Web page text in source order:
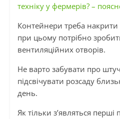
техніку у фермерів? –
Контейнери треба
при цьому потрібно
вентиляційних отворів.
Не варто забувати про
підсвічувати розсаду
день.
Як тільки з’являться перші